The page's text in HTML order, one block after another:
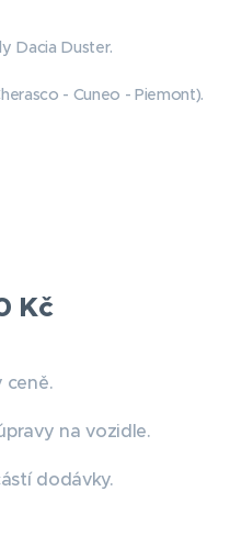
Dacia Duster.
- Cuneo - Piemont).
Kč
ceně.
na vozidle.
dodávky.